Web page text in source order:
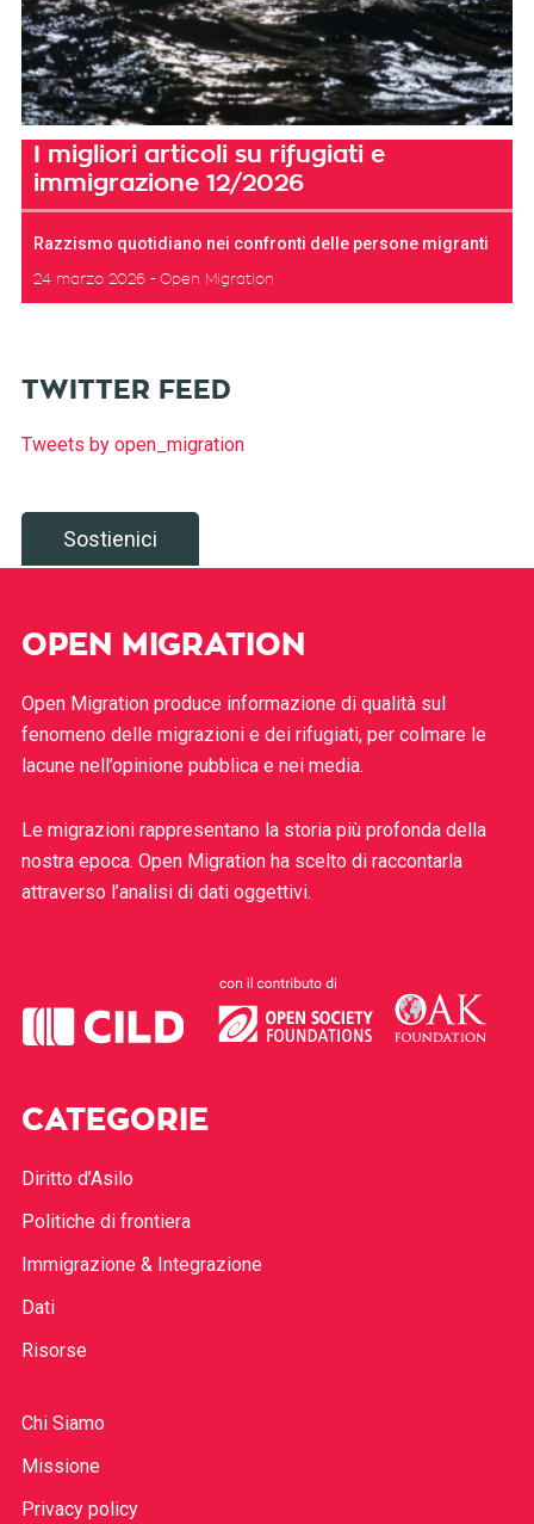
I migliori articoli su rifugiati e
immigrazione 12/2026
Razzismo quotidiano nei confronti delle persone migranti
24 marzo 2026 Open Migration
TWITTER FEED
Tweets by open_migration
Sostienici
OPEN MIGRATION
Open Migration produce informazione di qualità sul
fenomeno delle migrazioni e dei rifugiati, per colmare le
lacune nell’opinione pubblica e nei media.
Le migrazioni rappresentano la storia più profonda della
nostra epoca. Open Migration ha scelto di raccontarla
attraverso l’analisi di dati oggettivi.
CATEGORIE
Diritto d’Asilo
Politiche di frontiera
Immigrazione & Integrazione
Dati
Risorse
Chi Siamo
Missione
Privacy policy